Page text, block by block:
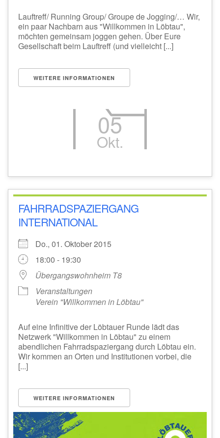
05
Okt.
Lauftreff/ Running Group/ Groupe de Jogging/… Wir,
ein paar Nachbarn aus "Willkommen in Löbtau",
möchten gemeinsam joggen gehen. Über Eure
Gesellschaft beim Lauftreff (und vielleicht [...]
WEITERE INFORMATIONEN
FAHRRADSPAZIERGANG
INTERNATIONAL
Do., 01. Oktober 2015
18:00 - 19:30
Übergangswohnheim T8
Veranstaltungen
Verein "Willkommen in Löbtau"
Auf eine Infinitive der Löbtauer Runde lädt das
Netzwerk "Willkommen in Löbtau" zu einem
abendlichen Fahrradspaziergang durch Löbtau ein.
Wir kommen an Orten und Institutionen vorbei, die
[...]
WEITERE INFORMATIONEN